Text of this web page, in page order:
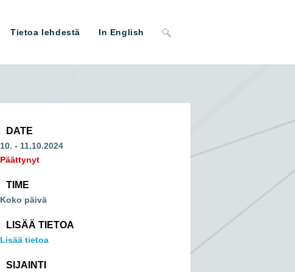
Tietoa lehdestä In English Toggle
DATE
10. - 11.10.2024
Päättynyt
TIME
Koko päivä
LISÄÄ TIETOA
Lisää tietoa
SIJAINTI